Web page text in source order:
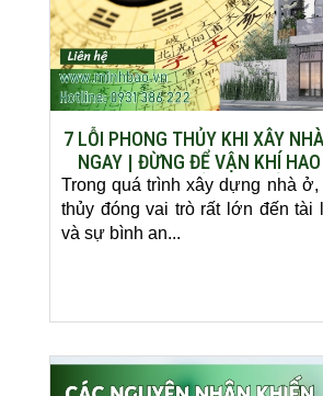
7 LỖI PHONG THỦY KHI XÂY
NGAY | ĐỪNG ĐỂ VẬN KHÍ
LẦM CƠ BẢN
Trong quá trình xây dựng nhà ở,
thủy đóng vai trò rất lớn đến tài
và sự bình an...